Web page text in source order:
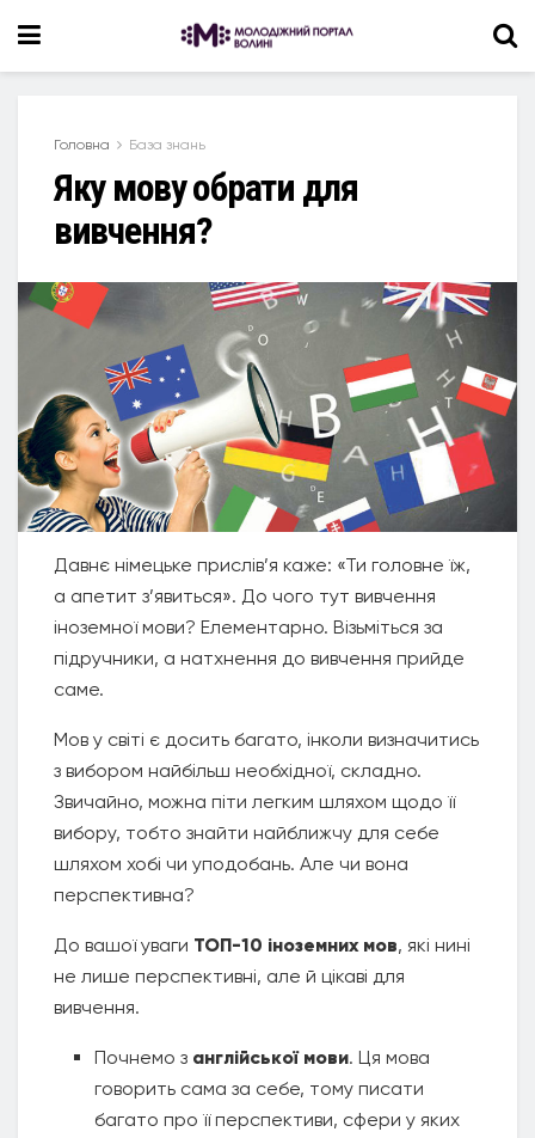
Головна База знань
Яку мову обрати для
вивчення?
Давнє німецьке прислів’я каже: «Ти головне їж,
а апетит з’явиться». До чого тут вивчення
іноземної мови? Елементарно. Візьміться за
підручники, а натхнення до вивчення прийде
саме.
Мов у світі є досить багато, інколи визначитись
з вибором найбільш необхідної, складно.
Звичайно, можна піти легким шляхом щодо її
вибору, тобто знайти найближчу для себе
шляхом хобі чи уподобань. Але чи вона
перспективна?
До вашої уваги ТОП-10 іноземних мов, які нині
не лише перспективні, але й цікаві для
вивчення.
Почнемо з англійської мови. Ця мова
говорить сама за себе, тому писати
багато про її перспективи, сфери у яких